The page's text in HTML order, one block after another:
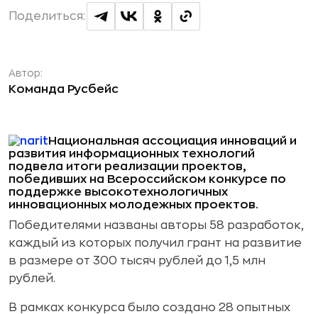
Поделиться:
Автор:
Команда Русбейс
Национальная ассоциация инноваций и
развития информационных технологий
подвела итоги реализации проектов,
победивших на Всероссийском конкурсе по
поддержке высокотехнологичных
инновационных молодежных проектов.
Победителями названы авторы 58 разработок,
каждый из которых получил грант на развитие
в размере от 300 тысяч рублей до 1,5 млн
рублей.
В рамках конкурса было создано 28 опытных